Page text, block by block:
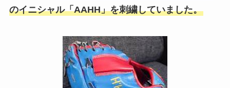
のイニシャル「AAHH」を刺繍していました。